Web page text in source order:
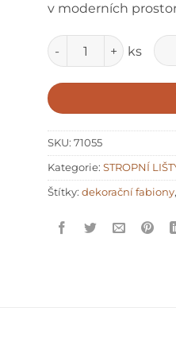
v moderních
Množství
ks
SKU: 71055
Kategorie: STROPNÍ
Štítky: dekorační fabiony,